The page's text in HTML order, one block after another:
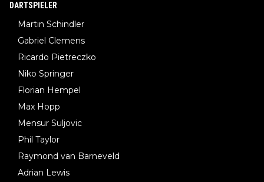
DARTSPIELER
Martin Schindler
Gabriel Clemens
Ricardo Pietreczko
Niko Springer
Florian Hempel
Max Hopp
Mensur Suljovic
Phil Taylor
Raymond van Barneveld
Adrian Lewis